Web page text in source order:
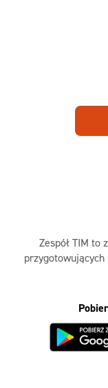
Zespół TIM to
przygotowujących